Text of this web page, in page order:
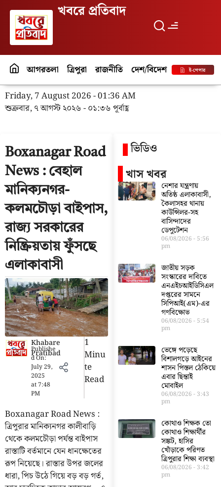
খবরে প্রতিবাদ
আগরতলা ত্রিপুরা রাজনীতি দেশ/বিদেশ পর্যটনই-পেপার
Friday, 7 August 2026 - 01:36 AM
শুক্রবার, ৭ আগস্ট ২০২৬ - ০১:৩৬ পূর্বাহ্ণ
Boxanagar Road
News : বেহাল
মানিক্যনগর-
কলমচৌড়া বাইপাস,
রাজ্য সরকারের
নিষ্ক্রিয়তায় ফুঁসছে
এলাকাবাসী
Khabare
Pratibad
Publishe
d On:
July 29,
2025
at7:48
PM
1
Minu
Te
Read
Boxanagar Road News :
ত্রিপুরার মানিক্যনগর কালীবাড়ি
থেকে কলমচৌড়া পর্যন্ত বাইপাস
রাস্তাটি বর্তমানে যেন ধানক্ষেতের
রূপ নিয়েছে। রাস্তার উপর জলের
ধারা, পিচ উঠে গিয়ে বড় বড় গর্ত,
ভিডিও
খাস খবর
নেশার যন্ত্রণায়
অতিষ্ঠ এলাকাবাসী,
কৈলাসহর থানায়
কাউন্সিলর-সহ
বাসিন্দাদের
ডেপুটেশন
06/08/2026 5:56
pm
জাতীয় সড়ক
সংস্কারের দাবিতে
এনএইচআইডিসিএল
দপ্তরের সামনে
সিপিআই(এম)-এর
গণবিক্ষোভ
06/08/2026 5:54
pm
ভেঙ্গে পড়েছে
বিশালগড়ে আইনের
শাসন পিস্তল ঠেকিয়ে
এবার ছিন্তাই
মোবাইল
06/08/2026 3:43
pm
কোথাও শিক্ষক তো
কোথাও শিক্ষার্থীর
সঙ্কট, হাসির
খোঁড়াকে পরিণত
ত্রিপুরার শিক্ষা ব্যবস্থা
06/08/2026 3:42
pm